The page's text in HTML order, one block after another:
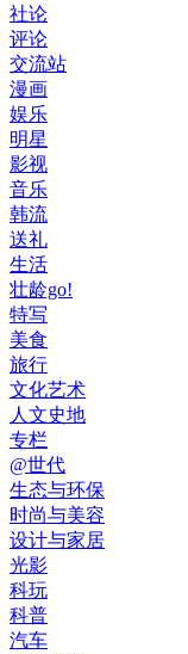
社论
评论
交流站
漫画
娱乐
明星
影视
音乐
韩流
送礼
生活
壮龄go!
特写
美食
旅行
文化艺术
人文史地
专栏
@世代
生态与环保
时尚与美容
设计与家居
光影
科玩
科普
汽车